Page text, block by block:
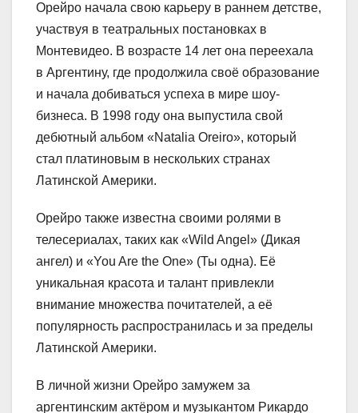
Орейро начала свою карьеру в раннем детстве,
участвуя в театральных постановках в
Монтевидео. В возрасте 14 лет она переехала
в Аргентину, где продолжила своё образование
и начала добиваться успеха в мире шоу-
бизнеса. В 1998 году она выпустила свой
дебютный альбом «Natalia Oreiro», который
стал платиновым в нескольких странах
Латинской Америки.
Орейро также известна своими ролями в
телесериалах, таких как «Wild Angel» (Дикая
ангел) и «You Are the One» (Ты одна). Её
уникальная красота и талант привлекли
внимание множества почитателей, а её
популярность распространилась и за пределы
Латинской Америки.
В личной жизни Орейро замужем за
аргентинским актёром и музыкантом Рикардо